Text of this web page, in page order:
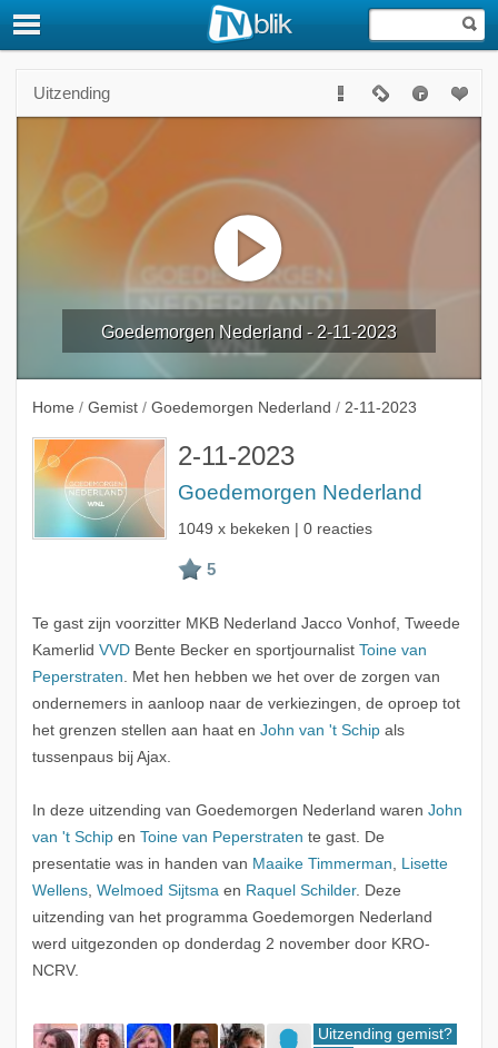
Uitzending
Goedemorgen Nederland - 2-11-2023
Home / Gemist / Goedemorgen Nederland / 2-11-2023
2-11-2023
Goedemorgen Nederland
1049 x bekeken | 0 reacties
Te gast zijn voorzitter MKB Nederland Jacco Vonhof, Tweede
Kamerlid VVDBente Becker en sportjournalist Toine van
Peperstraten. Met hen hebben we het over de zorgen van
ondernemers in aanloop naar de verkiezingen, de oproep tot
het grenzen stellen aan haat en John van 't Schipals
tussenpaus bij Ajax.
In deze uitzending van Goedemorgen Nederland waren John
van 't Schipen Toine van Peperstraten te gast. De
presentatie was in handen van Maaike Timmerman, Lisette
Wellens, Welmoed Sijtsmaen Raquel Schilder. Deze
uitzending van het programma Goedemorgen Nederland
werd uitgezonden op donderdag 2 november door KRO-
NCRV.
Uitzending gemist?